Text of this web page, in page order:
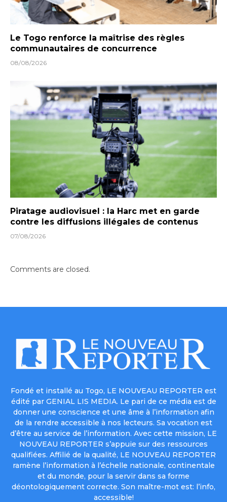
Le Togo renforce la maîtrise des règles
communautaires de concurrence
08/08/2026
Piratage audiovisuel : la Harc met en garde
contre les diffusions illégales de contenus
07/08/2026
Comments are closed.
Fondé et installé au Togo, LE NOUVEAU REPORTER est
édité par GENIAL LIS MEDIA. Le pari de ce média est de
donner une conscience et une âme à l’information afin
de la rendre accessible à nos lecteurs. Sa vocation est
d’être au service de l’information. Avec cette mission, LE
NOUVEAU REPORTER s’appuie sur des ressources
qualifiées. Affilié de la qualité, LE NOUVEAU REPORTER
ramène l’information à l’échelle nationale, continentale
et du monde, pour la servir dans sa forme
déontologiquement correcte. Son maître-mot est: l’info,
accessible!